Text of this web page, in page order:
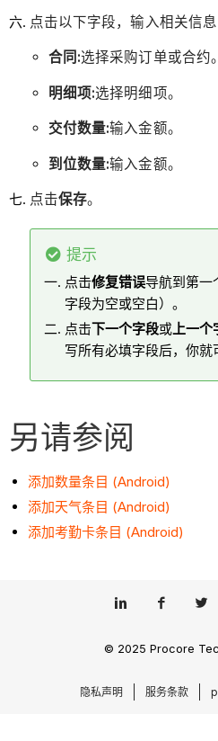
点击以下字段，输入相关信息
合同:选择采购订单或合约。
明细项:选择明细项。
交付数量:输入金额。
到位数量:输入金额。
点击保存。
提示
点击修复错误导航到第一
字段为空或空白）。
点击下一个字段或上一个
写所有必填字段后，你就
另请参阅
添加数量条目 (Android)
添加天气条目 (Android)
添加考勤卡条目 (Android)
© 2025 Procore
隐私声明 服务条款